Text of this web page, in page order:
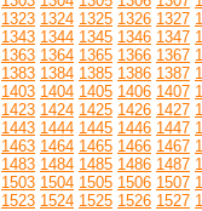
1323 1324 1325 1326 1327
1343 1344 1345 1346 1347
1363 1364 1365 1366 1367
1383 1384 1385 1386 1387
1403 1404 1405 1406 1407
1423 1424 1425 1426 1427
1443 1444 1445 1446 1447
1463 1464 1465 1466 1467
1483 1484 1485 1486 1487
1503 1504 1505 1506 1507
1523 1524 1525 1526 1527